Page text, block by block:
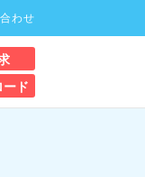
わせ
ード